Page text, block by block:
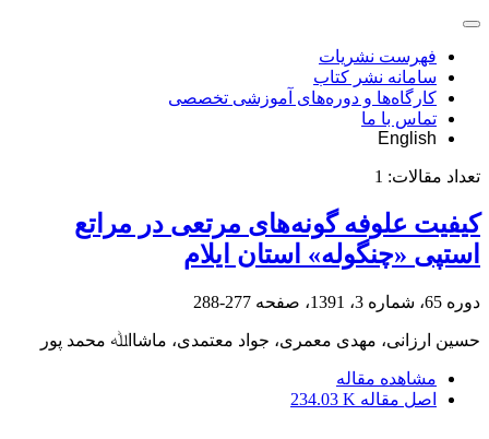
فهرست نشریات
سامانه نشر کتاب
کارگاه‌ها و دوره‌های آموزشی تخصصی
تماس با ما
English
تعداد مقالات: 1
کیفیت علوفه گونه‌های مرتعی در مراتع
استپی «چنگوله» استان ایلام
دوره 65، شماره 3، 1391، صفحه 277-288
حسین ارزانی، مهدی معمری، جواد معتمدی، ﻣﺎﺷﺎاﷲ محمد پور
مشاهده مقاله
اصل مقاله 234.03 K